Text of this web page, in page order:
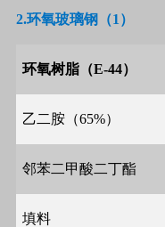
2.环氧玻璃钢（1 ）
环氧树脂（E-44）
乙二胺（65%）
邻苯二甲酸二丁酯
填料